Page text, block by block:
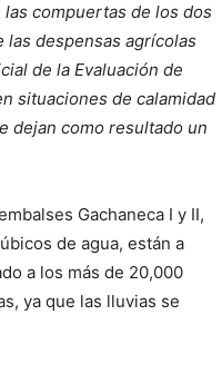
compuertas de los dos
las despensas agrícolas
de la Evaluación de
situaciones de calamidad
dejan como resultado un
Gachaneca I y II,
de agua, están a
a los más de 20,000
ya que las lluvias se